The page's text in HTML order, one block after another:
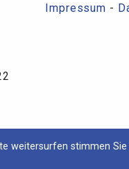
Impressum -
weitersurfen stimmen